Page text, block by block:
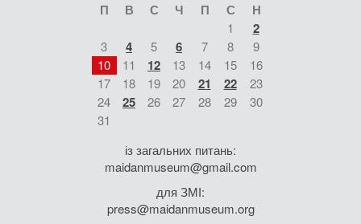
П В С Ч П С Н
1 2
3 4 5 6 7 8
9
10
11 12 13 14 15
16
17
18 19 20 21 22
23
24
25 26 27 28 29
30
31
із загальних питань:
maidanmuseum@gmail.com
для ЗМІ:
press@maidanmuseum.org